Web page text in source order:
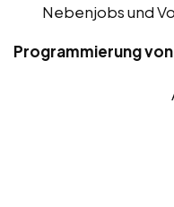
Nebenjobs und
Programmierung